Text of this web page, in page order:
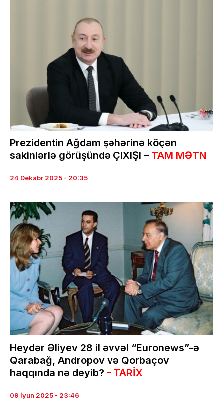
Prezidentin Ağdam şəhərinə köçən
sakinlərlə görüşündə ÇIXIŞI – TAM MƏTN
24 Dekabr 2025 - 20:35
Heydər Əliyev 28 il əvvəl “Euronews”-ə
Qarabağ, Andropov və Qorbaçov
haqqında nə deyib? - TARİX
09 İyun 2025 - 23:46